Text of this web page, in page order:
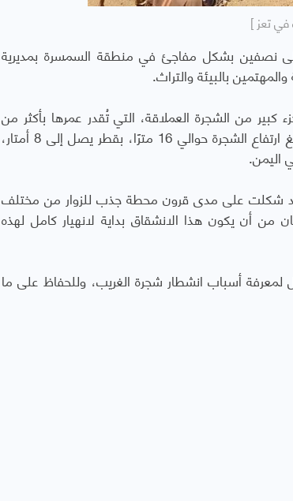
تعز ]
نصفين بشكل مفاجئ في منطقة السمسرة بمديرية
بالبيئة والتراث.
من الشجرة العملاقة، التي تُقدر عمرها بأكثر من
2000 عام، مخلّفًا تجويفًا داخليًا واسعًا وحفرة عميقة في الأرض. يبلغ ارتفاع الشجرة حوالي 16 مترًا، بقطر يصل إلى 8 أمتار،
وقد شكلت على مدى قرون محطة جذب للزوار من مختلف
أن يكون هذا الانشقاق بداية لانهيار كامل لهذه
أسباب انشطار شجرة الغريب، وللحفاظ على ما